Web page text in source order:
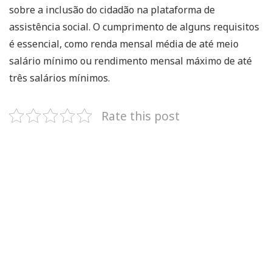
sobre a inclusão do cidadão na plataforma de
assistência social. O cumprimento de alguns requisitos
é essencial, como renda mensal média de até meio
salário mínimo ou rendimento mensal máximo de até
três salários mínimos.
Rate this post